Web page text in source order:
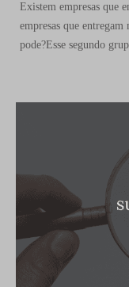
Existem empresas que
empresas que
pode?Esse segundo